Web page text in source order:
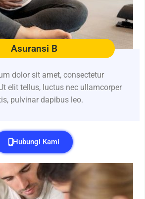
Asuransi B
dolor sit amet, consectetur
elit tellus, luctus nec ullamcorper
pulvinar dapibus leo.
Hubungi Kami